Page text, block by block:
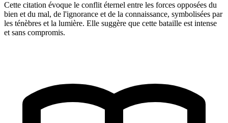
Cette citation évoque le conflit éternel entre les forces opposées du
bien et du mal, de l'ignorance et de la connaissance, symbolisées par
les ténèbres et la lumière. Elle suggère que cette bataille est intense
et sans compromis.